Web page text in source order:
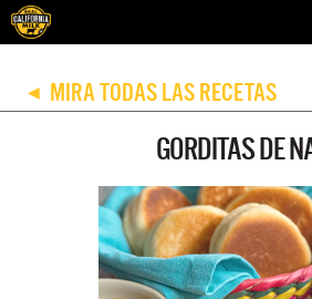
◀ MIRA TODAS LAS RECETAS
GORDITAS DE